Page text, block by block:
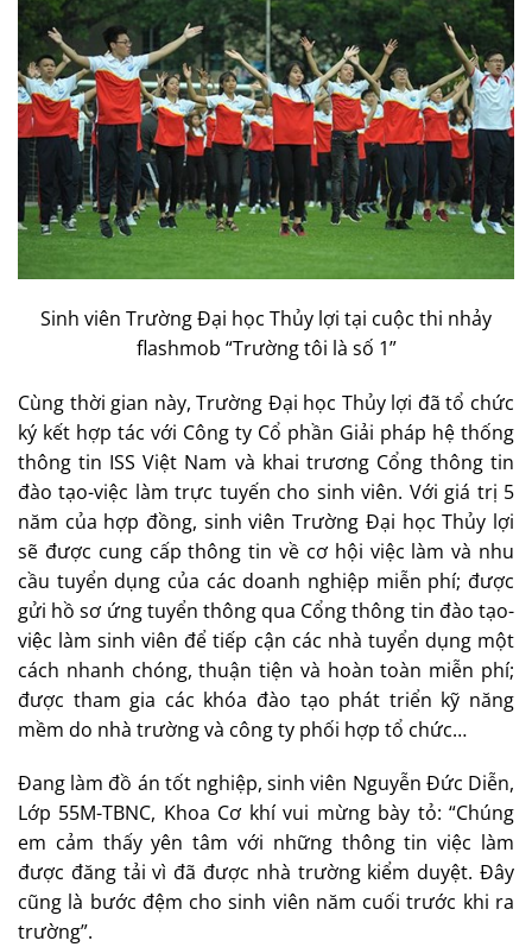
Sinh viên Trường Đại học Thủy lợi tại cuộc thi nhảy
flashmob “Trường tôi là số 1”
Cùng thời gian này, Trường Đại học Thủy lợi đã tổ chức
ký kết hợp tác với Công ty Cổ phần Giải pháp hệ thống
thông tin ISS Việt Nam và khai trương Cổng thông tin
đào tạo-việc làm trực tuyến cho sinh viên. Với giá trị 5
năm của hợp đồng, sinh viên Trường Đại học Thủy lợi
sẽ được cung cấp thông tin về cơ hội việc làm và nhu
cầu tuyển dụng của các doanh nghiệp miễn phí; được
gửi hồ sơ ứng tuyển thông qua Cổng thông tin đào tạo-
việc làm sinh viên để tiếp cận các nhà tuyển dụng một
cách nhanh chóng, thuận tiện và hoàn toàn miễn phí;
được tham gia các khóa đào tạo phát triển kỹ năng
mềm do nhà trường và công ty phối hợp tổ chức…
Đang làm đồ án tốt nghiệp, sinh viên Nguyễn Đức Diễn,
Lớp 55M-TBNC, Khoa Cơ khí vui mừng bày tỏ: “Chúng
em cảm thấy yên tâm với những thông tin việc làm
được đăng tải vì đã được nhà trường kiểm duyệt. Đây
cũng là bước đệm cho sinh viên năm cuối trước khi ra
trường”.